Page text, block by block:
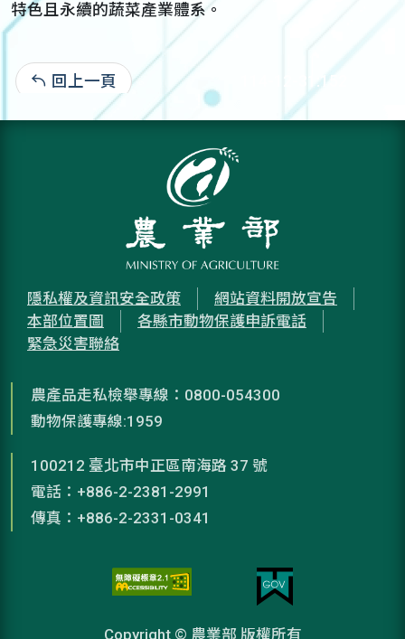
特色且永續的蔬菜產業體系。
回上一頁 114-12-31:152
隱私權及資訊安全政策
網站資料開放宣告
本部位置圖
各縣市動物保護申訴電話
緊急災害聯絡
農產品走私檢舉專線：0800-054300
動物保護專線:1959
100212 臺北市中正區南海路 37 號
電話：+886-2-2381-2991
傳真：+886-2-2331-0341
Copyright © 農業部 版權所有